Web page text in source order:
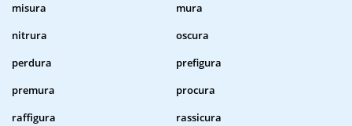
misura
mura
nitrura
oscura
perdura
prefigura
premura
procura
raffigura
rassicura